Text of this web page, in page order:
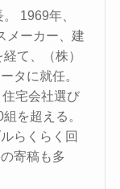
1969年、
メーカー、建
て、（株）
タに就任。
宅会社選び
を超える。
らくらく回
寄稿も多